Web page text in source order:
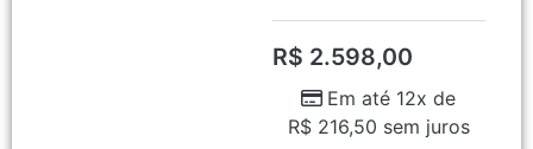
R$ 2.598,00
Em até 12x de
R$216,50 sem juros